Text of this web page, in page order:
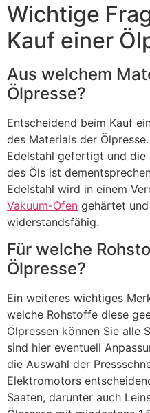
Wichtige
Kauf einer
Aus welchem
Ölpresse?
Entscheidend beim Kauf
des Materials der
Edelstahl gefertigt und die
des Öls ist
Edelstahl wird in einem
Vakuum-Ofen gehärtet
widerstandsfähig.
Für welche
Ölpresse?
Ein weiteres wichtiges
welche Rohstoffe diese
Ölpressen können Sie alle
sind hier eventuell
die Auswahl der
Elektromotors
Saaten, darunter auch